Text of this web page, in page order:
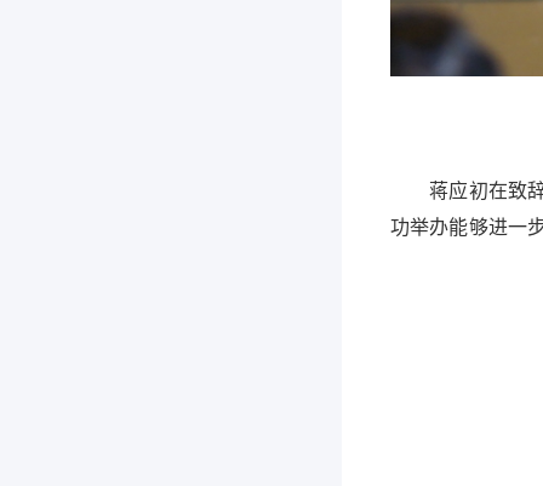
蒋应初在致辞
功举办能够进一